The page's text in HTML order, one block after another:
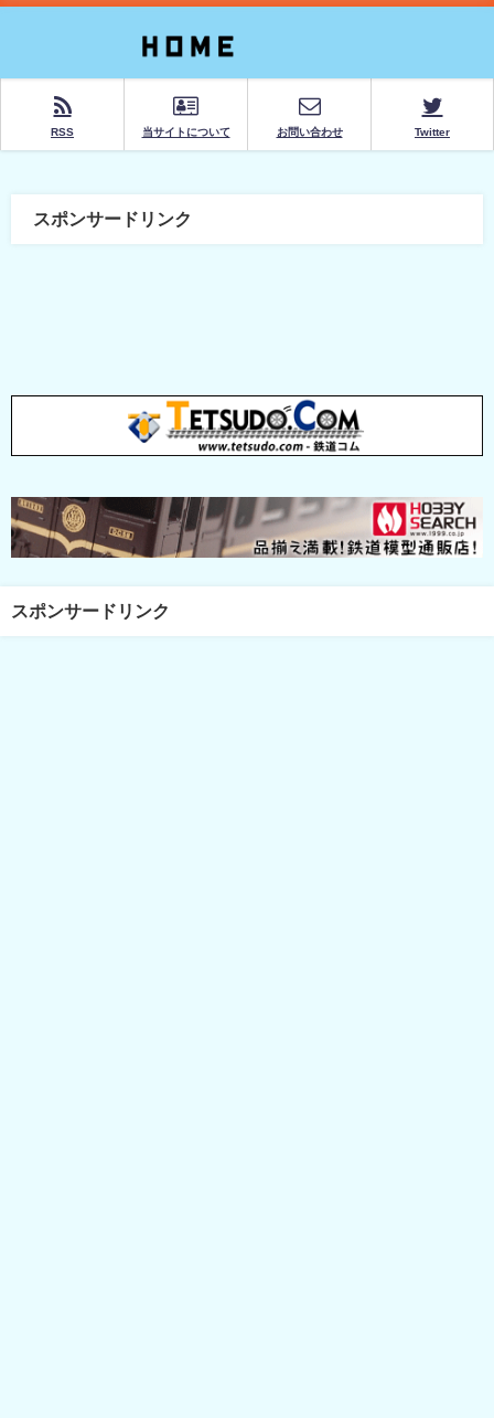
RSS 当サイトについて お問い合わせ Twitter
スポンサードリンク
スポンサードリンク